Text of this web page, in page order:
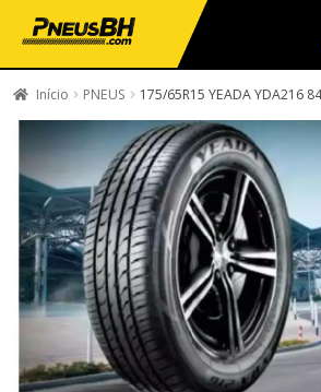
PNEUS EM OFERTA SERVIÇOS
Início PNEUS 175/65R15 YEADA YDA216